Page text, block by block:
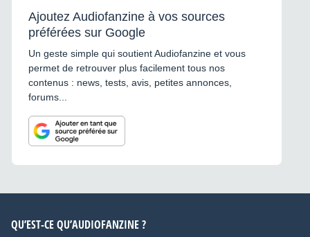
Ajoutez Audiofanzine à vos sources
préférées sur Google
Un geste simple qui soutient Audiofanzine et vous
permet de retrouver plus facilement tous nos
contenus : news, tests, avis, petites annonces,
forums...
QU’EST-CE QU’AUDIOFANZINE ?